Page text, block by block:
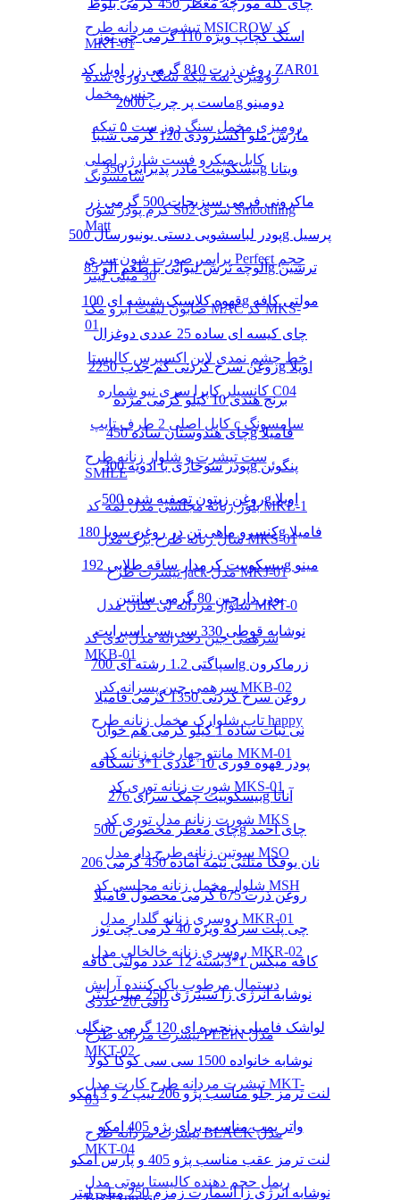
تیشرت مردانه طرح MSICROW کد
MKT-01
رومیزی سه تیکه سنگ دوزی شده
جنس مخمل
رومیزی مخمل سنگ دوز ست ۵ تیکه
کابل میکرو فست شارژر اصلی
سامسونگ
کرم پودر شون S02 سری Smoothing
Matt
پرایمر صورت شون سری Perfect حجم
30 میلی لیتر
صابون لیفت ابرو مک MAC کد MKS-
01
خط چشم نمدی لاین اکسپرس کالیستا
کانسیلر کاپرا سری نیو شماره C04
کابل اصلی 2 طرف تایپ c سامسونگ
ست تیشرت و شلوار زنانه طرح
SMILE
بلوز زنانه مجلسی مدل لمه کد MKL-1
شال زنانه طرح برگ مدل MKS-01
تیشرت طرح jack مدل MKJ-01
شلوار مردانه لی کتان مدل MKT-0
سرهمی جین دخترانه مدل تدی کد
MKB-01
سرهمی جین پسرانه کد MKB-02
تاپ شلوارک مخمل زنانه طرح happy
مانتو چهارخانه زنانه کد MKM-01
شورت زنانه توری کد MKS-01
شورت زنانه مدل توری کد MKS
سوتین زنانه طرح دار مدل MSO
شلوار مخمل زنانه مجلسی کد MSH
روسری زنانه گلدار مدل MKR-01
روسری زنانه خالخالی مدل MKR-02
دستمال مرطوب پاک کننده آرایش
دافی 20 عددی
تیشرت مردانه طرح PLEIN مدل
MKT-02
تیشرت مردانه طرح کارت مدل MKT-
03
تیشرت مردانه طرح BLACK مدل
MKT-04
ریمل حجم دهنده کالیستا بیوتی مدل
چای کله مورچه معطر 450 گرمی بلوط
اسنک کچاپ ویژه 110 گرمی چی توز
روغن ذرت 810 گرمی زر اویل کد ZAR01
ماست پر چرب 2000g دومینو
مارش ملو اکسترودی 120 گرمی شیبا
بیسکوییت مادر پذیرایی 350g ویتانا
ماکرونی فرمی سبزیجات 500 گرمی زر
پودر لباسشویی دستی یونیورسال 500g پرسیل
آلوچه ترش لیوانی با طعم آلو 85g ترشین
قهوه کلاسیک شیشه ای 100g مولتی کافه
چای کیسه ای ساده 25 عددی دوغزال
روغن سرخ کردنی کم جذب 2250g اویلا
برنج هندی 10 کیلو گرمی مژده
چای هندوستان ساده 450g فامیلا
پودر سوخاری با ادویه 300g پنگوئن
روغن زیتون تصفیه شده 500g اویلا
کنسرو ماهی تن در روغن سویا 180g فامیلا
بیسکوییت کرمدار ساقه طلایی 192g مینو
پودر دارچین 80 گرمی سانتین
نوشابه قوطی 330 سی سی اسپرایت
اسپاگتی 1.2 رشته ای 700g زرماکرون
روغن سرخ کردنی 1350 گرمی فامیلا
نی نبات ساده 1 کیلو گرمی هم خوان
پودر قهوه فوری 10 عددی 1*3 نسکافه
بیسکوییت چمک سرای 276g آناتا
چای معطر مخصوص 500g چای احمد
نان یوفکا مثلثی نیمه آماده 450 گرمی 206
روغن ذرت 675 گرمی محصول فامیلا
چی پلت سرکه ویژه 40 گرمی چی توز
کافه میکس 1*3بسته 12 عدد مولتی کافه
نوشابه انرژی زا سینرژی 250 میلی لیتر
لواشک فامیلی زنجیره ای 120 گرمی جنگلی
نوشابه خانواده 1500 سی سی کوکا کولا
لنت ترمز جلو مناسب پژو 206 تیپ 2 و 3 امکو
واتر پمپ مناسب برای پژو 405 امکو
لنت ترمز عقب مناسب پژو 405 و پارس امکو
نوشابه انرژی زا اسمارت زمزم 250 میلی لیتر